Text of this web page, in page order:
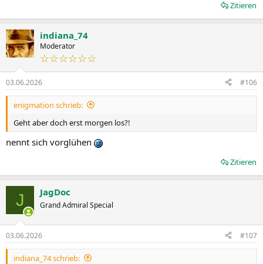
Zitieren
indiana_74
Moderator
☆☆☆☆☆☆
03.06.2026 #106
enigmation schrieb:
Geht aber doch erst morgen los?!
nennt sich vorglühen
Zitieren
J JagDoc
Grand Admiral Special
03.06.2026 #107
indiana_74 schrieb: